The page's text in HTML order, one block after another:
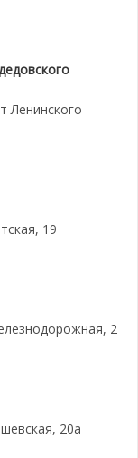
Ленинского
19
2
20а